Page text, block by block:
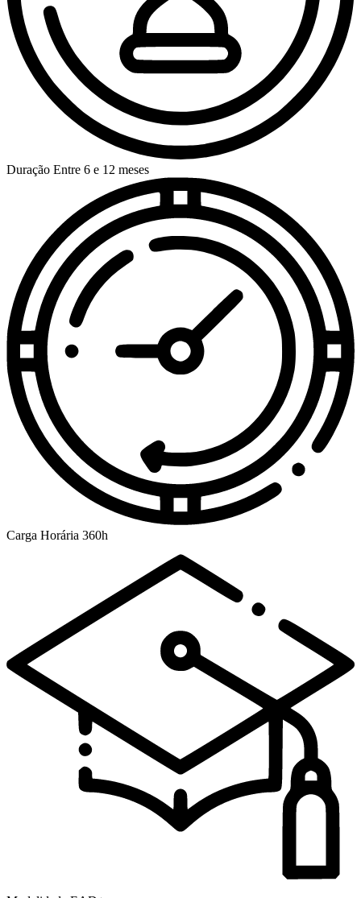
Duração Entre 6 e 12 meses
Carga Horária 360h